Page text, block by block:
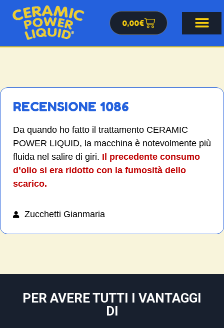
0,00€
RECENSIONE 1086
Da quando ho fatto il trattamento CERAMIC
POWER LIQUID, la macchina è notevolmente più
fluida nel salire di giri. Il precedente consumo
d’olio si era ridotto con la fumosità dello
scarico.
Zucchetti Gianmaria
PER AVERE TUTTI I VANTAGGI
DI